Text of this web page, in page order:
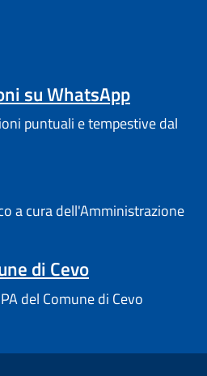
su WhatsApp
puntuali e tempestive dal
a cura dell'Amministrazione
di Cevo
del Comune di Cevo